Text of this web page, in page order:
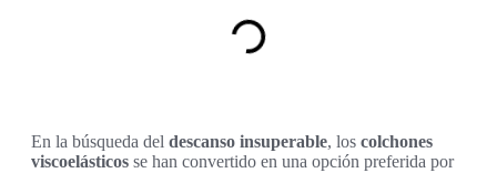
En la búsqueda del descanso insuperable, los colchones
viscoelásticos se han convertido en una opción preferida por